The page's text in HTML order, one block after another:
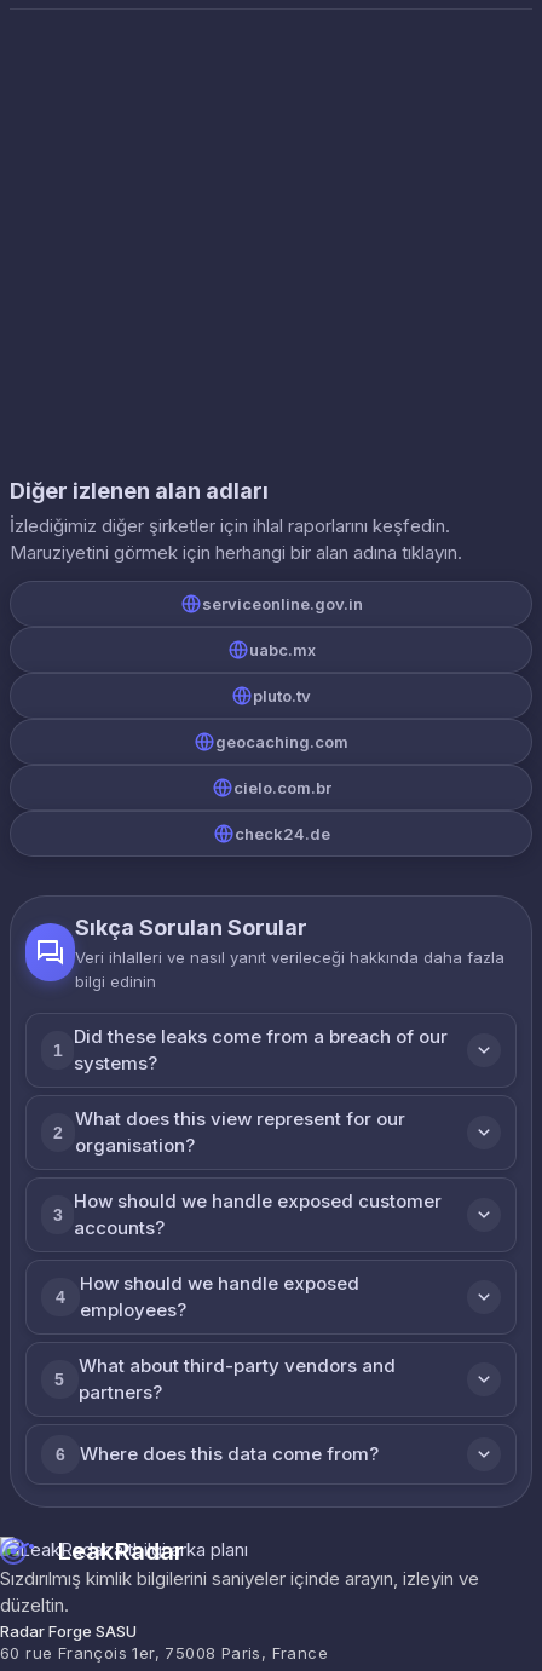
Diğer izlenen alan adları
İzlediğimiz diğer şirketler için ihlal raporlarını keşfedin.
Maruziyetini görmek için herhangi bir alan adına tıklayın.
serviceonline.gov.in
uabc.mx
pluto.tv
geocaching.com
cielo.com.br
check24.de
Sıkça Sorulan Sorular
Veri ihlalleri ve nasıl yanıt verileceği hakkında daha fazla
bilgi edinin
1
Did these leaks come from a breach of our
systems?
2
What does this view represent for our
organisation?
3
How should we handle exposed customer
accounts?
4
How should we handle exposed
employees?
5
What about third-party vendors and
partners?
6 Where does this data come from?
LeakRadar
Sızdırılmış kimlik bilgilerini saniyeler içinde arayın, izleyin ve
düzeltin.
Radar Forge SASU
60 rue François 1er, 75008 Paris, France